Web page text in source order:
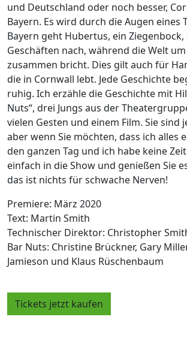
und Deutschland oder noch besser,
Bayern. Es wird durch die Augen eines
Bayern geht Hubertus, ein
Geschäften nach, während die Welt
zusammen bricht. Dies gilt auch für
die in Cornwall lebt. Jede Geschichte
ruhig. Ich erzähle die Geschichte mit
Nuts“, drei Jungs aus der
vielen Gesten und einem Film. Sie sind
aber wenn Sie möchten, dass ich alles
den ganzen Tag und ich habe keine
einfach in die Show und genießen Sie
das ist nichts für schwache Nerven!
Premiere: März 2020
Text: Martin Smith
Technischer Direktor: Christopher
Bar Nuts: Christine Brückner, Gary
Jamieson und Klaus Rüschenbaum
Tickets jetzt kaufen